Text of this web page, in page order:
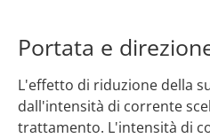
Portata e
L'effetto di riduzione della
dall'intensità di corrente
trattamento. L'intensità di